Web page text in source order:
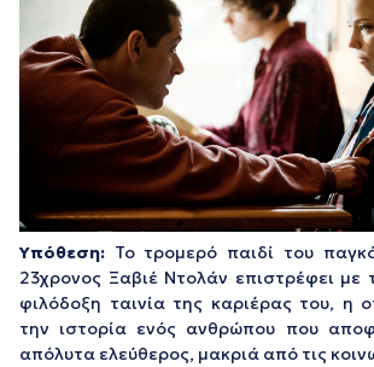
Υπόθεση: Το τρομερό παιδί του
23χρονος Ξαβιέ Ντολάν επιστρέφει με
φιλόδοξη ταινία της καριέρας του, η
την ιστορία ενός ανθρώπου που
απόλυτα ελεύθερος, μακριά από τις